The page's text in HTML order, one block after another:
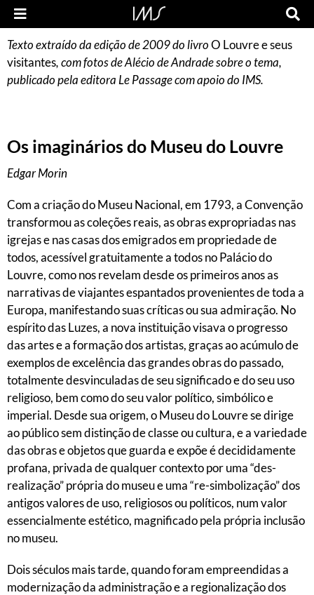
Texto extraído da edição de 2009 do livroO Louvre e seus
visitantes, com fotos de Alécio de Andrade sobre o tema,
publicado pela editora Le Passage com apoio do IMS.
Os imaginários do Museu do Louvre
Edgar Morin
Com a criação do Museu Nacional, em 1793, a Convenção
transformou as coleções reais, as obras expropriadas nas
igrejas e nas casas dos emigrados em propriedade de
todos, acessível gratuitamente a todos no Palácio do
Louvre, como nos revelam desde os primeiros anos as
narrativas de viajantes espantados provenientes de toda a
Europa, manifestando suas críticas ou sua admiração. No
espírito das Luzes, a nova instituição visava o progresso
das artes e a formação dos artistas, graças ao acúmulo de
exemplos de excelência das grandes obras do passado,
totalmente desvinculadas de seu significado e do seu uso
religioso, bem como do seu valor político, simbólico e
imperial. Desde sua origem, o Museu do Louvre se dirige
ao público sem distinção de classe ou cultura, e a variedade
das obras e objetos que guarda e expõe é decididamente
profana, privada de qualquer contexto por uma “des-
realização” própria do museu e uma “re-simbolização” dos
antigos valores de uso, religiosos ou políticos, num valor
essencialmente estético, magnificado pela própria inclusão
no museu.
Dois séculos mais tarde, quando foram empreendidas a
modernização da administração e a regionalização dos